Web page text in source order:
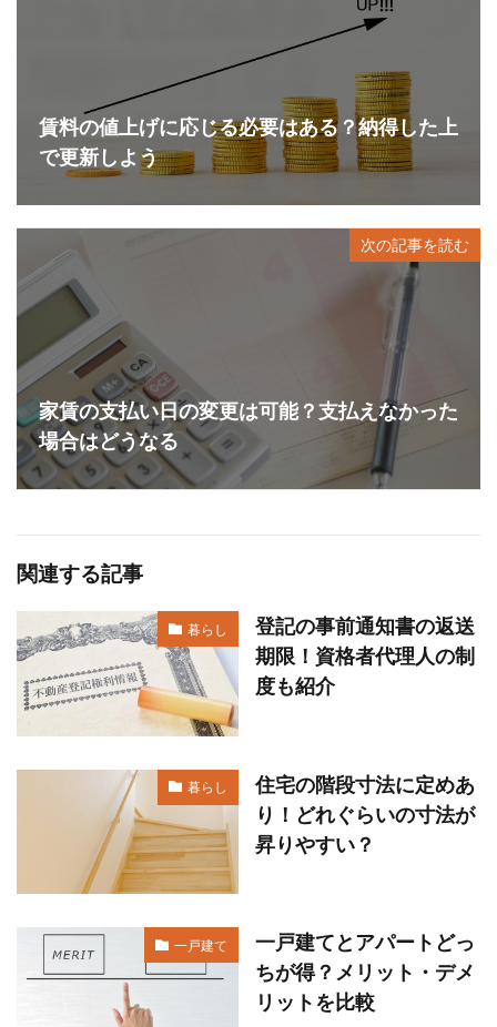
賃料の値上げに応じる必要はある？納得した上
で更新しよう
次の記事を読む
家賃の支払い日の変更は可能？支払えなかった
場合はどうなる
関連する記事
暮らし
登記の事前通知書の返送
期限！資格者代理人の制
度も紹介
暮らし
住宅の階段寸法に定めあ
り！どれぐらいの寸法が
昇りやすい？
一戸建て
一戸建てとアパートどっ
ちが得？メリット・デメ
リットを比較